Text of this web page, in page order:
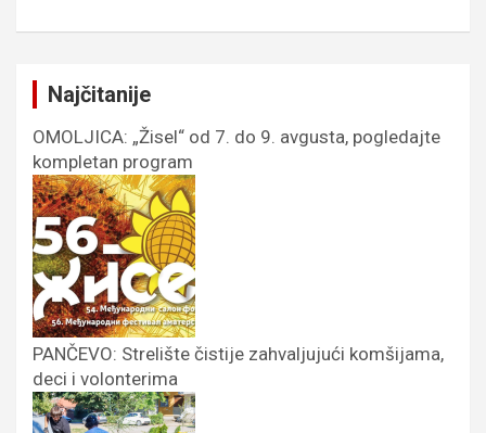
Najčitanije
OMOLJICA: „Žisel“ od 7. do 9. avgusta, pogledajte
kompletan program
PANČEVO: Strelište čistije zahvaljujući komšijama,
deci i volonterima